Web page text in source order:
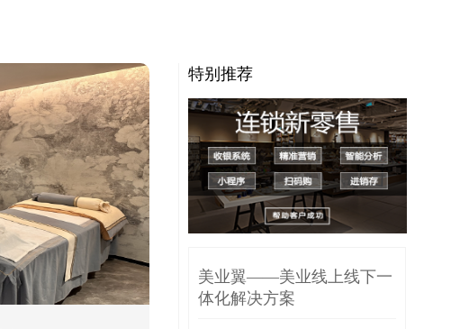
特别推荐
美业翼——美业线上线下一
体化解决方案